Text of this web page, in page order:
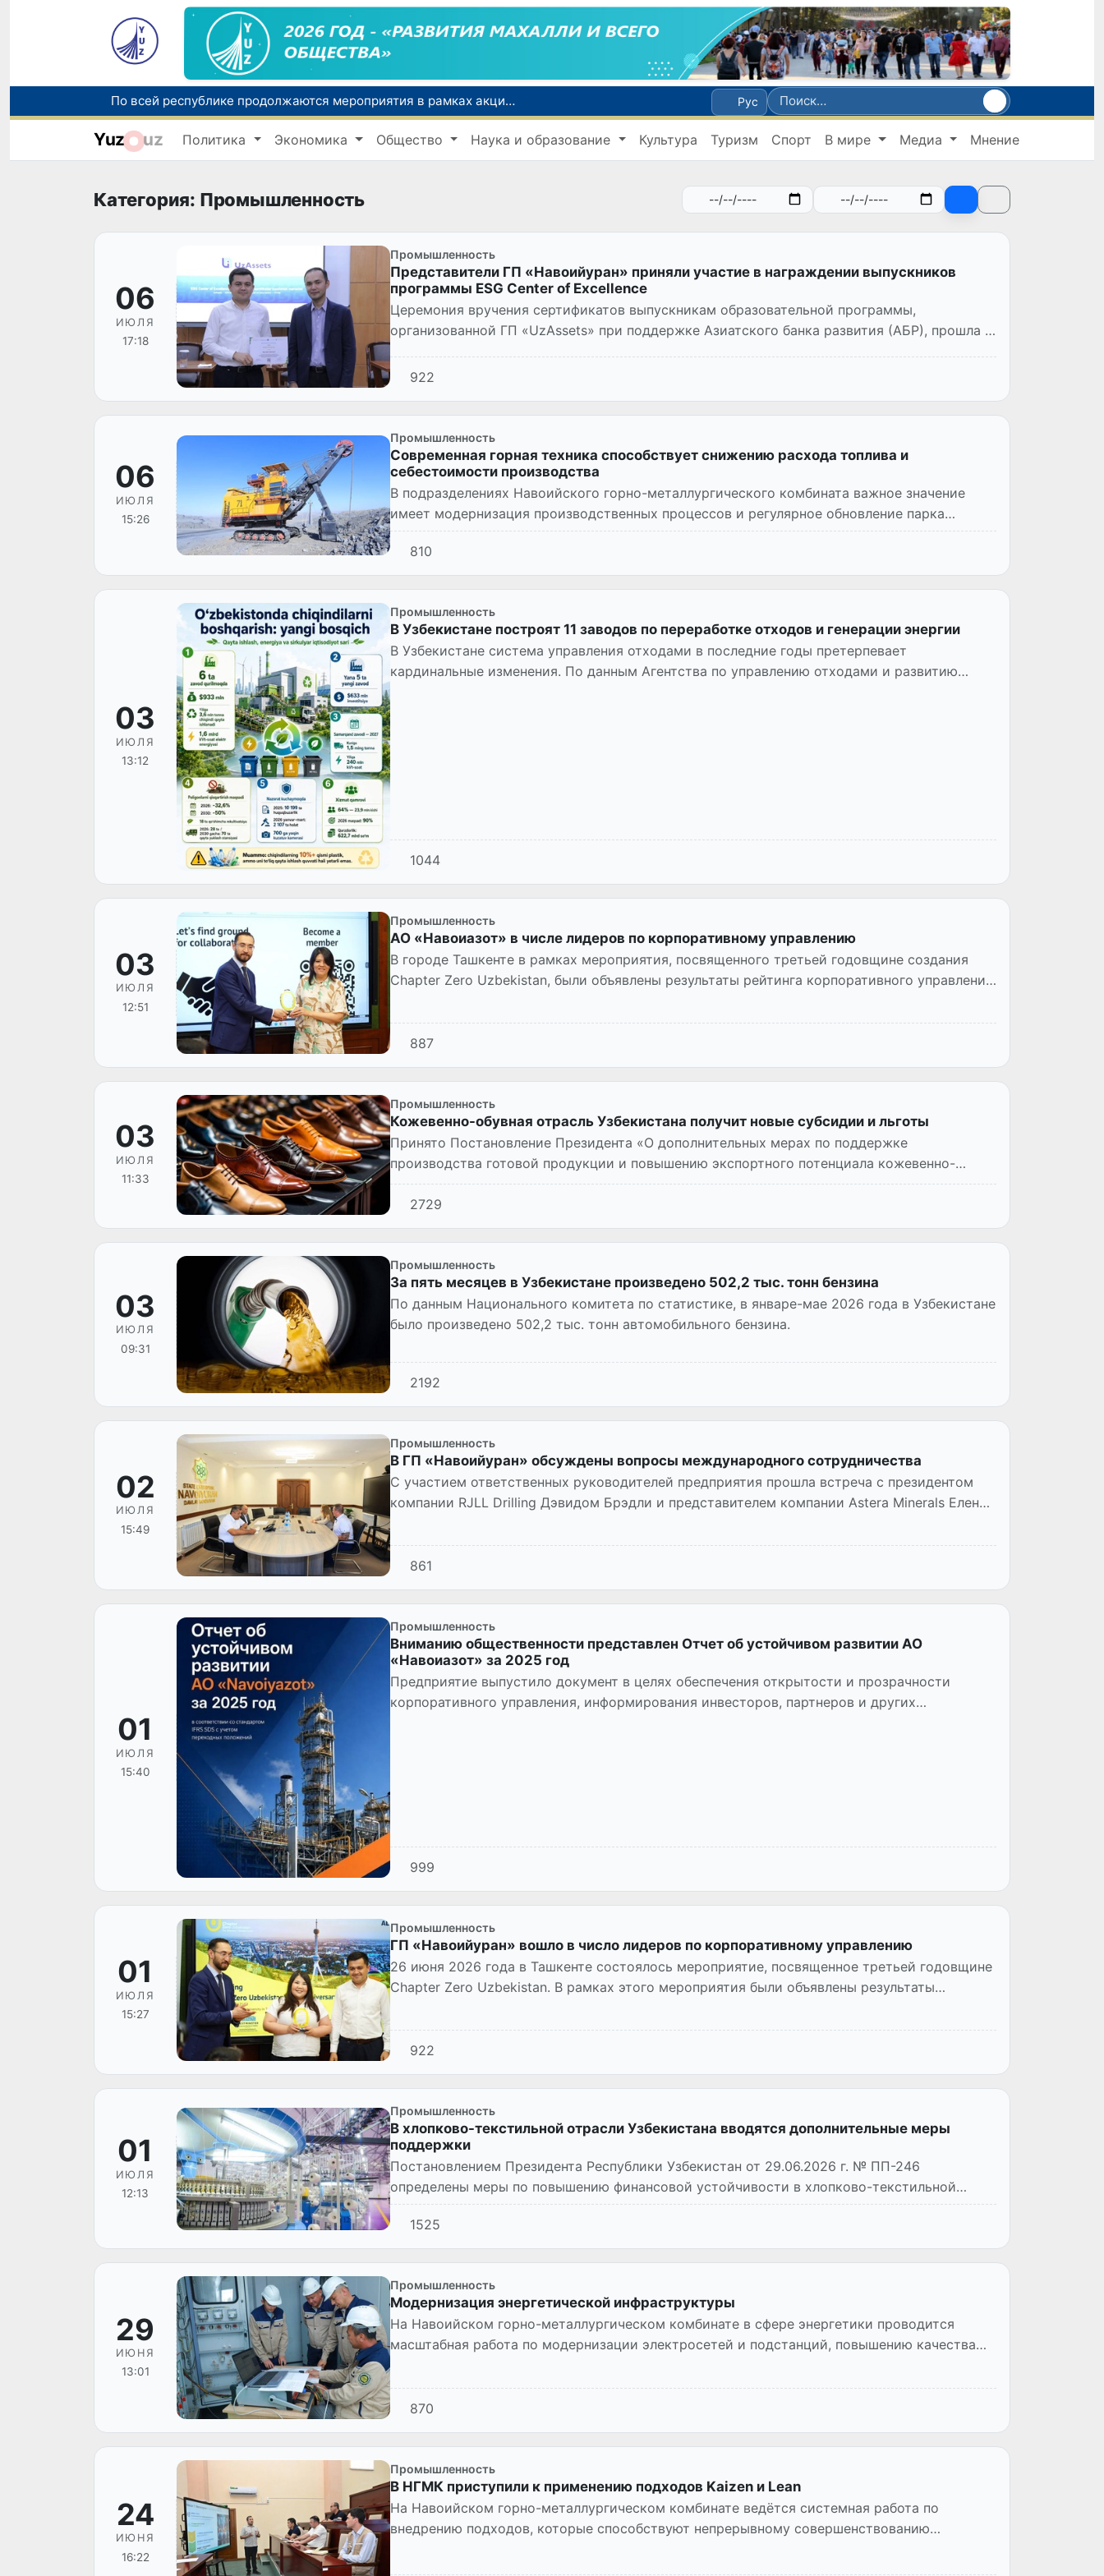
Оказавшийся в сложной ситуации в Германии соотечественник возвращен в Узбекистан
В Узбекистане определили порядок создания и эксплуатации платных автодорог
Рус
Yuz uz Политика Экономика Общество Наука и образование Культура Туризм Спорт В мире Медиа Мнение
Категория: Промышленность
06
ИЮЛЯ
17:18
Промышленность
Представители ГП «Навоийуран» приняли участие в награждении выпускников
программы ESG Center of Excellence
Церемония вручения сертификатов выпускникам образовательной программы,
организованной ГП «UzAssets» при поддержке Азиатского банка развития (АБР), прошла в
922
06
ИЮЛЯ
15:26
Промышленность
Современная горная техника способствует снижению расхода топлива и
себестоимости производства
В подразделениях Навоийского горно-металлургического комбината важное значение
имеет модернизация производственных процессов и регулярное обновление парка
горнодобывающей техники.
810
03
ИЮЛЯ
13:12
Промышленность
В Узбекистане построят 11 заводов по переработке отходов и генерации энергии
В Узбекистане система управления отходами в последние годы претерпевает
кардинальные изменения. По данным Агентства по управлению отходами и развитию
1044
03
ИЮЛЯ
12:51
Промышленность
АО «Навоиазот» в числе лидеров по корпоративному управлению
В городе Ташкенте в рамках мероприятия, посвященного третьей годовщине создания
Chapter Zero Uzbekistan, были объявлены результаты рейтинга корпоративного управления
887
03
ИЮЛЯ
11:33
Промышленность
Кожевенно-обувная отрасль Узбекистана получит новые субсидии и льготы
Принято Постановление Президента «О дополнительных мерах по поддержке
производства готовой продукции и повышению экспортного потенциала кожевенно-
обувной промышленности» (ПП–250 от...
2729
03
ИЮЛЯ
09:31
Промышленность
За пять месяцев в Узбекистане произведено 502,2 тыс. тонн бензина
По данным Национального комитета по статистике, в январе-мае 2026 года в Узбекистане
было произведено 502,2 тыс. тонн автомобильного бензина.
2192
02
ИЮЛЯ
15:49
Промышленность
В ГП «Навоийуран» обсуждены вопросы международного сотрудничества
С участием ответственных руководителей предприятия прошла встреча с президентом
компании RJLL Drilling Дэвидом Брэдли и представителем компании Astera Minerals Еленой
861
01
ИЮЛЯ
15:40
Промышленность
Вниманию общественности представлен Отчет об устойчивом развитии АО
«Навоиазот» за 2025 год
Предприятие выпустило документ в целях обеспечения открытости и прозрачности
корпоративного управления, информирования инвесторов, партнеров и других
999
01
ИЮЛЯ
15:27
Промышленность
ГП «Навоийуран» вошло в число лидеров по корпоративному управлению
26 июня 2026 года в Ташкенте состоялось мероприятие, посвященное третьей годовщине
Chapter Zero Uzbekistan. В рамках этого мероприятия были объявлены результаты
922
01
ИЮЛЯ
12:13
Промышленность
В хлопково-текстильной отрасли Узбекистана вводятся дополнительные меры
поддержки
Постановлением Президента Республики Узбекистан от 29.06.2026 г. № ПП-246
определены меры по повышению финансовой устойчивости в хлопково-текстильной
сфере и дополнительной поддерж...
1525
29
ИЮНЯ
13:01
Промышленность
Модернизация энергетической инфраструктуры
На Навоийском горно-металлургическом комбинате в сфере энергетики проводится
масштабная работа по модернизации электросетей и подстанций, повышению качества
870
24
ИЮНЯ
16:22
Промышленность
В НГМК приступили к применению подходов Kaizen и Lean
На Навоийском горно-металлургическом комбинате ведётся системная работа по
внедрению подходов, которые способствуют непрерывному совершенствованию